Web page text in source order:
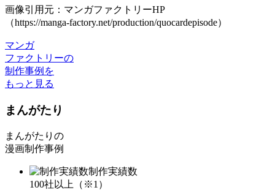
画像引用元：マンガファクトリーHP
（https://manga-factory.net/production/quocardepisode）
マンガ
ファクトリーの
制作事例を
もっと見る
まんがたり
まんがたりの
漫画制作事例
制作実績数
100社以上（※1）